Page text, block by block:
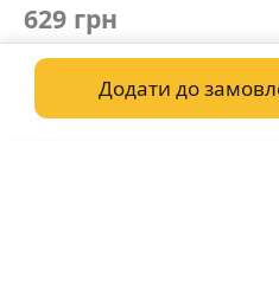
629 грн
Додати до